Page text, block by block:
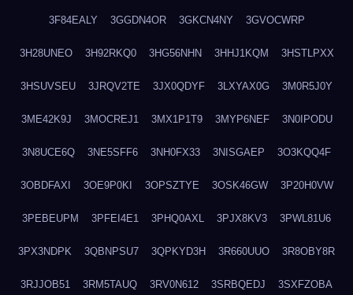
3F84EALY 3GGDN4OR 3GKCN4NY 3GVOCWRP
3H28UNEO 3H92RKQ0 3HG56NHN 3HHJ1KQM 3HSTLPXX
3HSUVSEU 3JRQV2TE 3JX0QDYF 3LXYAX0G 3M0R5J0Y
3ME42K9J 3MOCREJ1 3MX1P1T9 3MYP6NEF 3N0IPODU
3N8UCE6Q 3NE5SFF6 3NH0FX33 3NISGAEP 3O3KQQ4F
3OBDFAXI 3OE9P0KI 3OPSZTYE 3OSK46GW 3P20H0VW
3PEBEUPM 3PFEI4E1 3PHQ0AXL 3PJX8KV3 3PWL81U6
3PX3NDPK 3QBNPSU7 3QPKYD3H 3R660UUO 3R8OBY8R
3RJJOB51 3RM5TAUQ 3RV0N612 3SRBQEDJ 3SXFZOBA